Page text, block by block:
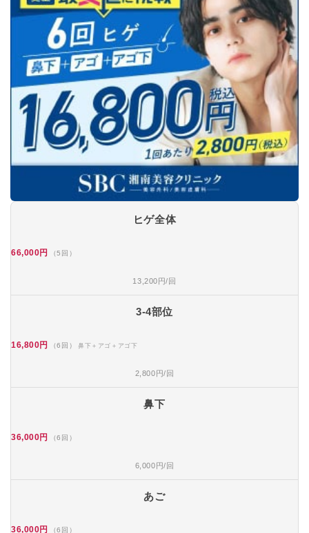
ヒゲ全体
66,000円 （5回）
13,200円/回
3-4部位
16,800円 （6回） 鼻下＋アゴ＋アゴ下
2,800円/回
鼻下
36,000円 （6回）
6,000円/回
あご
36,000円 （6回）